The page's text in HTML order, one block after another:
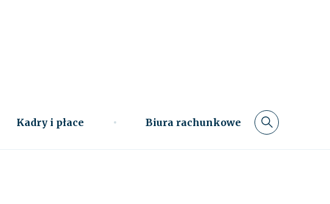
Kadry i płace Biura rachunkowe